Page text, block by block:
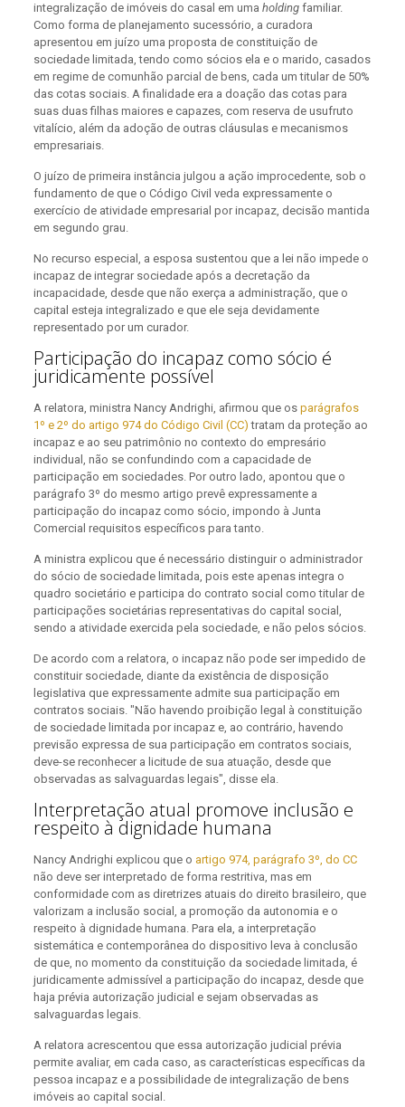
integralização de imóveis do casal em uma holdingfamiliar.
Como forma de planejamento sucessório, a curadora
apresentou em juízo uma proposta de constituição de
sociedade limitada, tendo como sócios ela e o marido, casados
em regime de comunhão parcial de bens, cada um titular de 50%
das cotas sociais. A finalidade era a doação das cotas para
suas duas filhas maiores e capazes, com reserva de usufruto
vitalício, além da adoção de outras cláusulas e mecanismos
empresariais.
O juízo de primeira instância julgou a ação improcedente, sob o
fundamento de que o Código Civil veda expressamente o
exercício de atividade empresarial por incapaz, decisão mantida
em segundo grau.
No recurso especial, a esposa sustentou que a lei não impede o
incapaz de integrar sociedade após a decretação da
incapacidade, desde que não exerça a administração, que o
capital esteja integralizado e que ele seja devidamente
representado por um curador.
Participação do incapaz como sócio é
juridicamente possível
A relatora, ministra Nancy Andrighi, afirmou que os parágrafos
1º e 2º do artigo 974 do Código Civil (CC) tratam da proteção ao
incapaz e ao seu patrimônio no contexto do empresário
individual, não se confundindo com a capacidade de
participação em sociedades. Por outro lado, apontou que o
parágrafo 3º do mesmo artigo prevê expressamente a
participação do incapaz como sócio, impondo à Junta
Comercial requisitos específicos para tanto.
A ministra explicou que é necessário distinguir o administrador
do sócio de sociedade limitada, pois este apenas integra o
quadro societário e participa do contrato social como titular de
participações societárias representativas do capital social,
sendo a atividade exercida pela sociedade, e não pelos sócios.
De acordo com a relatora, o incapaz não pode ser impedido de
constituir sociedade, diante da existência de disposição
legislativa que expressamente admite sua participação em
contratos sociais. "Não havendo proibição legal à constituição
de sociedade limitada por incapaz e, ao contrário, havendo
previsão expressa de sua participação em contratos sociais,
deve-se reconhecer a licitude de sua atuação, desde que
observadas as salvaguardas legais", disse ela.
Interpretação atual promove inclusão e
respeito à dignidade humana
Nancy Andrighi explicou que o artigo 974, parágrafo 3º, do CC
não deve ser interpretado de forma restritiva, mas em
conformidade com as diretrizes atuais do direito brasileiro, que
valorizam a inclusão social, a promoção da autonomia e o
respeito à dignidade humana. Para ela, a interpretação
sistemática e contemporânea do dispositivo leva à conclusão
de que, no momento da constituição da sociedade limitada, é
juridicamente admissível a participação do incapaz, desde que
haja prévia autorização judicial e sejam observadas as
salvaguardas legais.
A relatora acrescentou que essa autorização judicial prévia
permite avaliar, em cada caso, as características específicas da
pessoa incapaz e a possibilidade de integralização de bens
imóveis ao capital social.